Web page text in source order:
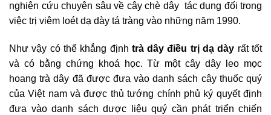
nghiên cứu chuyên sâu về cây chè dây tác dụng đối trong
việc trị viêm loét dạ dày tá tràng vào những năm 1990.
Như vậy có thể khẳng định trà dây điều trị dạ dày rất tốt
và có bằng chứng khoá học. Từ một cây dây leo mọc
hoang trà dây đã được đưa vào danh sách cây thuốc quý
của Việt nam và được thủ tướng chính phủ ký quyết định
đưa vào danh sách dược liệu quý cần phát triển chiến